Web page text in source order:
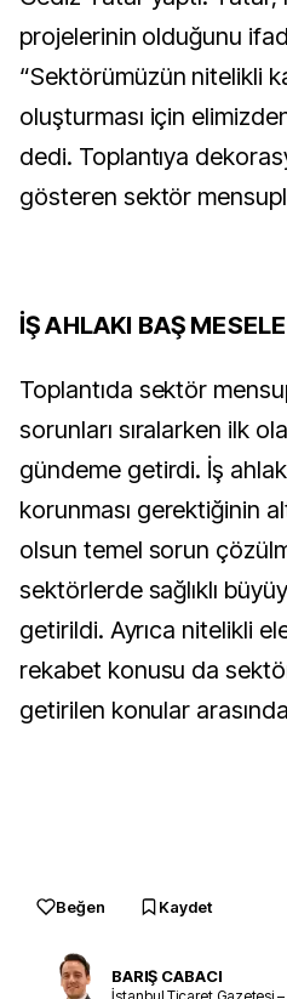
projelerinin olduğunu
“Sektörümüzün nitelikli
oluşturması için
dedi. Toplantıya
gösteren sektör
İŞ AHLAKI BAŞ MESELE
Toplantıda sektör
sorunları sıralarken ilk
gündeme getirdi. İş
korunması gerektiğinin
olsun temel sorun
sektörlerde sağlıklı
getirildi. Ayrıca nitelikli
rekabet konusu da
getirilen konular
Beğen Kaydet
BARIŞ CABACI